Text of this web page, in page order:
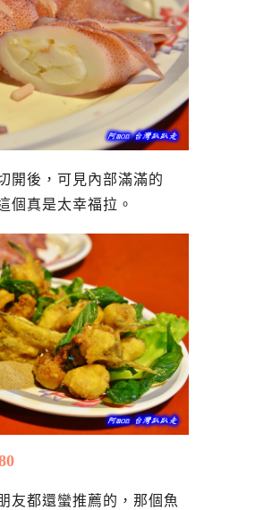
開後，可見內部滿滿的
個真是太幸福拉。
友都還蠻推薦的，那個魚